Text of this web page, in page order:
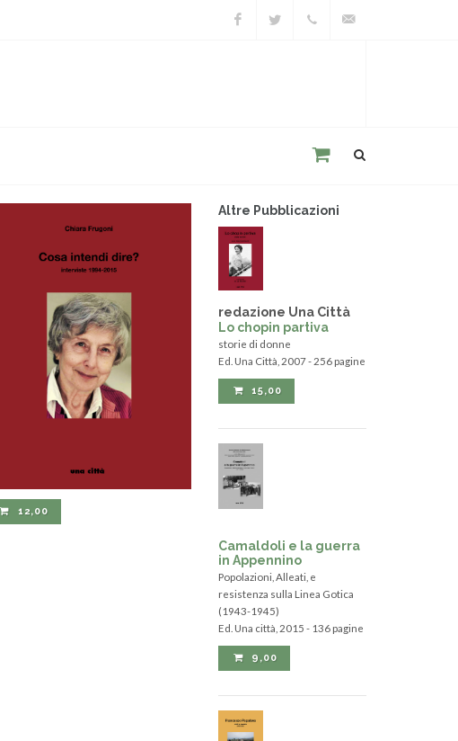
12,00
Altre Pubblicazioni
redazione Una Città
Lo chopin partiva
storie di donne
Ed. Una Città, 2007 - 256 pagine
15,00
Camaldoli e la guerra
in Appennino
Popolazioni, Alleati, e
resistenza sulla Linea Gotica
(1943-1945)
Ed. Una città, 2015 - 136 pagine
9,00